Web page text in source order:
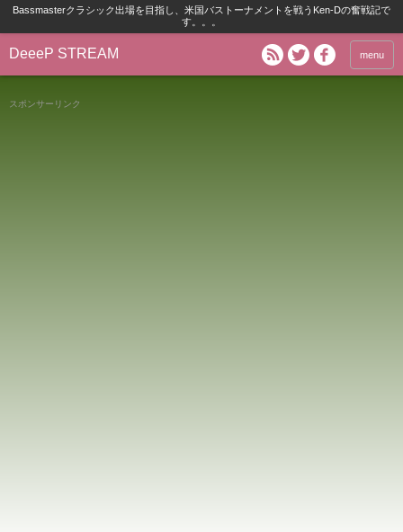
Bassmasterクラシック出場を目指し、米国バストーナメントを戦うKen-Dの奮戦記で
す。。。
DeeeP STREAM menu
スポンサーリンク